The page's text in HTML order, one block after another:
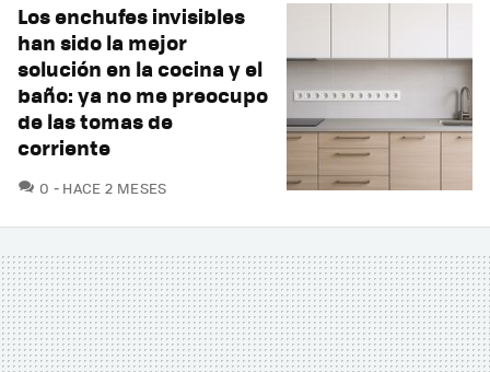
Los enchufes invisibles
han sido la mejor
solución en la cocina y el
baño: ya no me preocupo
de las tomas de
corriente
0 COMENTARIOS
HACE 2 MESES